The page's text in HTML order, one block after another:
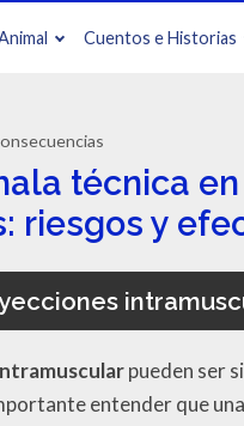
Cuentos e Historias
técnica
riesgos y
pueden ser
entender que